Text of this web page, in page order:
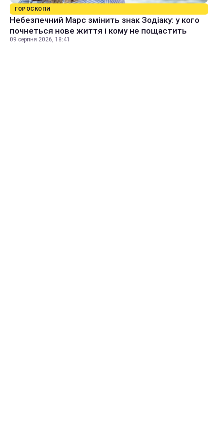
ГОРОСКОПИ
Небезпечний Марс змінить знак Зодіаку: у кого
почнеться нове життя і кому не пощастить
09 серпня 2026, 18:41